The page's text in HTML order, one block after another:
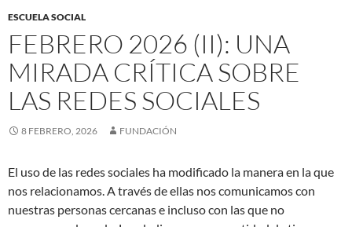
ESCUELA SOCIAL
FEBRERO 2026 (II): UNA
MIRADA CRÍTICA SOBRE
LAS REDES SOCIALES
8 FEBRERO, 2026 FUNDACIÓN
El uso de las redes sociales ha modificado la manera en la que
nos relacionamos. A través de ellas nos comunicamos con
nuestras personas cercanas e incluso con las que no